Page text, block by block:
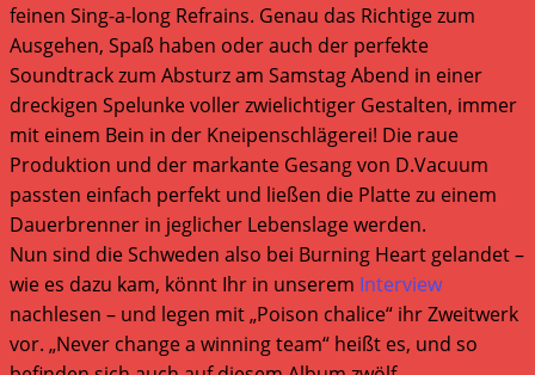
feinen Sing-a-long Refrains. Genau das Richtige zum
Ausgehen, Spaß haben oder auch der perfekte
Soundtrack zum Absturz am Samstag Abend in einer
dreckigen Spelunke voller zwielichtiger Gestalten, immer
mit einem Bein in der Kneipenschlägerei! Die raue
Produktion und der markante Gesang von D.Vacuum
passten einfach perfekt und ließen die Platte zu einem
Dauerbrenner in jeglicher Lebenslage werden.
Nun sind die Schweden also bei Burning Heart gelandet –
wie es dazu kam, könnt Ihr in unserem Interview
nachlesen – und legen mit „Poison chalice“ ihr Zweitwerk
vor. „Never change a winning team“ heißt es, und so